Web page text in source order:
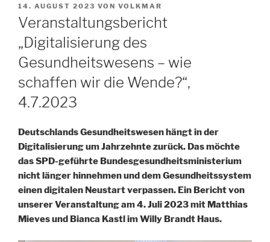
VERÖFFENTLICHT
AM
14. AUGUST 2023 VON VOLKMAR
Veranstaltungsbericht
„Digitalisierung des
Gesundheitswesens – wie
schaffen wir die Wende?“,
4.7.2023
Deutschlands Gesundheitswesen hängt in der
Digitalisierung um Jahrzehnte zurück. Das möchte
das SPD-geführte Bundesgesundheitsministerium
nicht länger hinnehmen und dem Gesundheitssystem
einen digitalen Neustart verpassen. Ein Bericht von
unserer Veranstaltung am 4. Juli 2023 mit Matthias
Mieves und Bianca Kastl im Willy Brandt Haus.